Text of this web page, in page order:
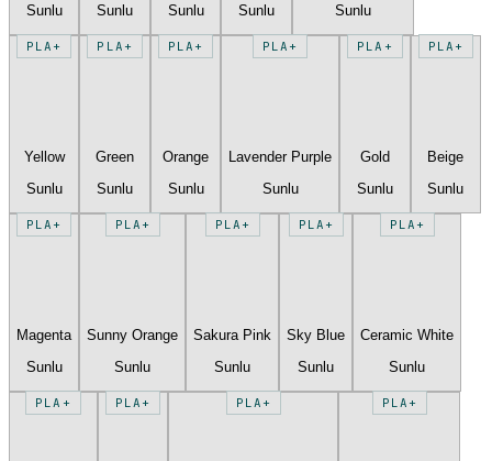
Sunlu
Sunlu
Sunlu
Sunlu
Sunlu
PLA+
Yellow
Sunlu
PLA+
Green
Sunlu
PLA+
Orange
Sunlu
PLA+
Lavender Purple
Sunlu
PLA+
Gold
Sunlu
PLA+
Beige
Sunlu
PLA+
Magenta
Sunlu
PLA+
Sunny Orange
Sunlu
PLA+
Sakura Pink
Sunlu
PLA+
Sky Blue
Sunlu
PLA+
Ceramic White
Sunlu
PLA+ PLA+ PLA+ PLA+